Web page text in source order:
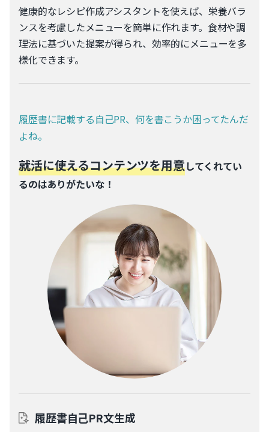
健康的なレシピ作成アシスタントを使えば、栄養バラ
ンスを考慮したメニューを簡単に作れます。食材や調
理法に基づいた提案が得られ、効率的にメニューを多
様化できます。
履歴書に記載する自己PR、何を書こうか困ってたんだ
よね。
就活に使えるコンテンツを用意してくれてい
るのはありがたいな！
履歴書自己PR文生成